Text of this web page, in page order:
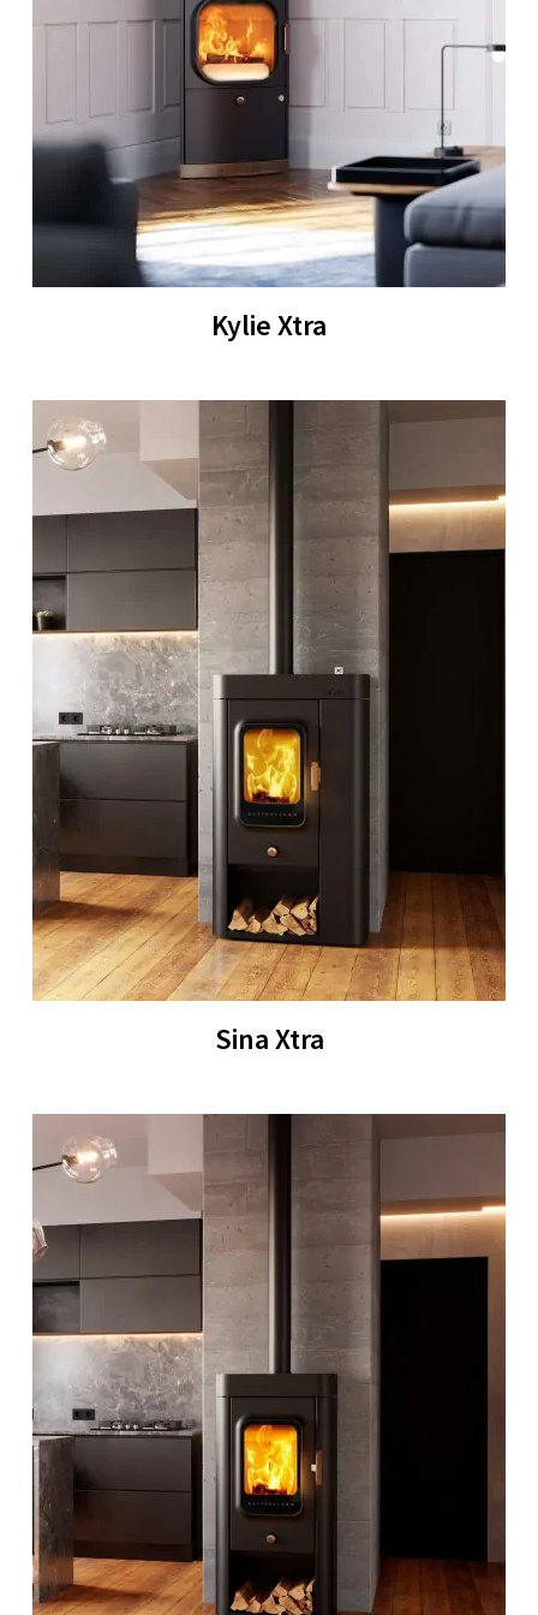
Kylie Xtra
Sina Xtra